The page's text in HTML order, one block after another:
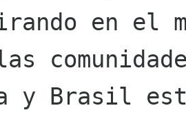
en el
y Brasil